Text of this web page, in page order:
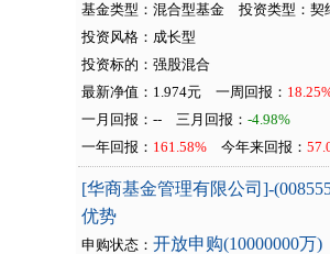
基金类型：混合型基金 投资类型：契
投资风格：成长型
投资标的：强股混合
最新净值：1.974元
一周回报：
一月回报： -- 三月回报：-4.98%
一年回报： 161.58% 今年来回报：
[华商基金管理有限公司]-
优势
申购状态： 开放申购(10000000万)